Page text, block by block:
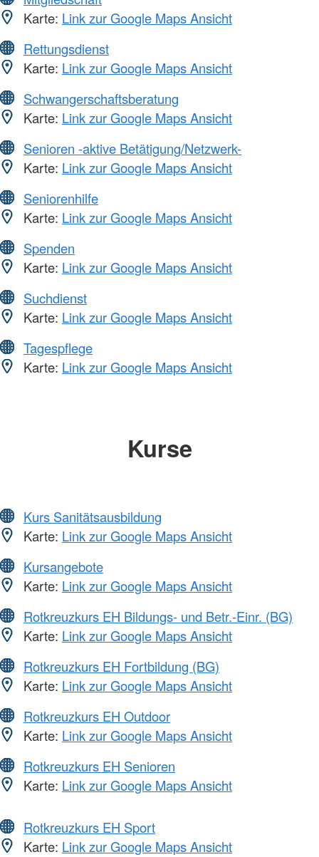
Karte: Link zur Google Maps Ansicht
Rettungsdienst
Karte: Link zur Google Maps Ansicht
Schwangerschaftsberatung
Karte: Link zur Google Maps Ansicht
Senioren -aktive Betätigung/Netzwerk-
Karte: Link zur Google Maps Ansicht
Seniorenhilfe
Karte: Link zur Google Maps Ansicht
Spenden
Karte: Link zur Google Maps Ansicht
Suchdienst
Karte: Link zur Google Maps Ansicht
Tagespflege
Karte: Link zur Google Maps Ansicht
Kurse
Kurs Sanitätsausbildung
Karte: Link zur Google Maps Ansicht
Kursangebote
Karte: Link zur Google Maps Ansicht
Rotkreuzkurs EH Bildungs- und Betr.-Einr. (BG)
Karte: Link zur Google Maps Ansicht
Rotkreuzkurs EH Fortbildung (BG)
Karte: Link zur Google Maps Ansicht
Rotkreuzkurs EH Outdoor
Karte: Link zur Google Maps Ansicht
Rotkreuzkurs EH Senioren
Karte: Link zur Google Maps Ansicht
Rotkreuzkurs EH Sport
Karte: Link zur Google Maps Ansicht